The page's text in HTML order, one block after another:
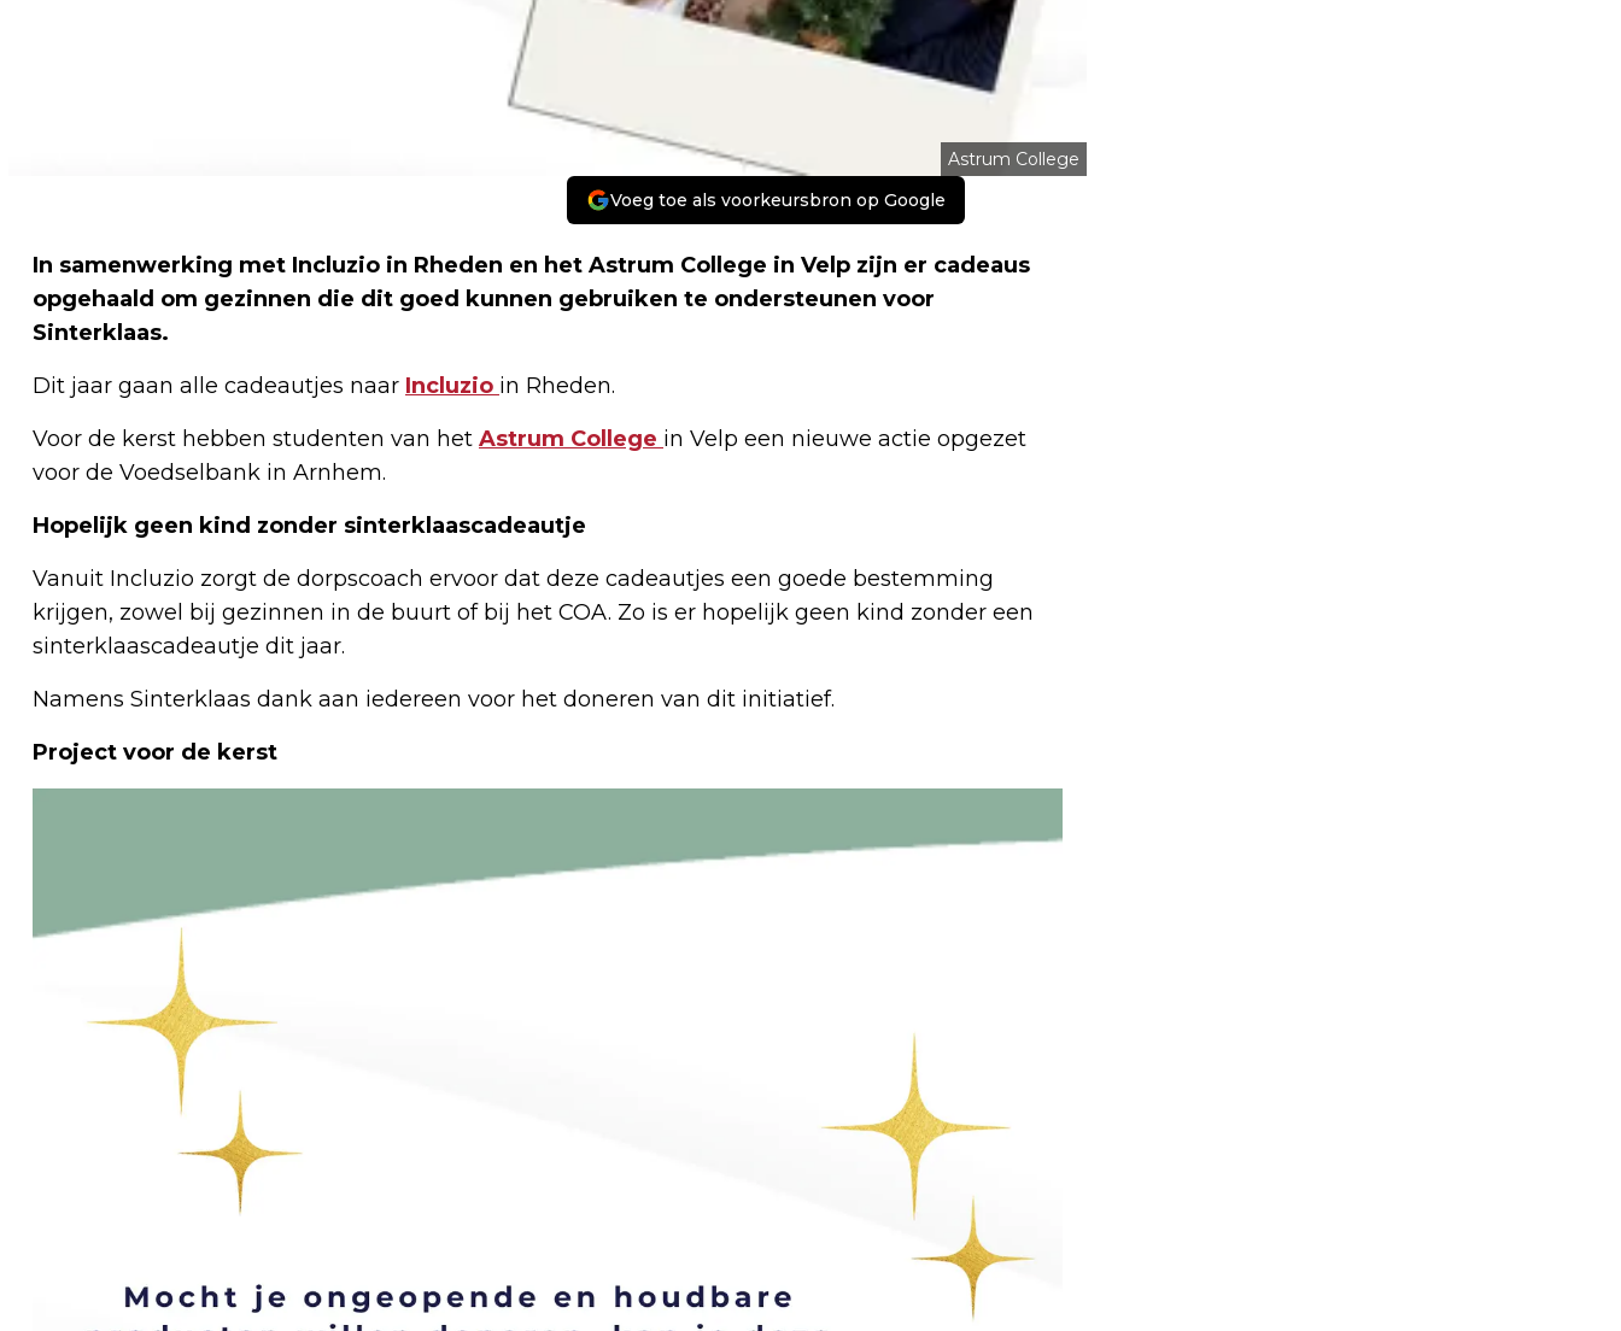
Astrum College
Voeg toe als voorkeursbron op Google
In samenwerking met Incluzio in Rheden en het Astrum College in Velp zijn er cadeaus
opgehaald om gezinnen die dit goed kunnen gebruiken te ondersteunen voor
Sinterklaas.
Dit jaar gaan alle cadeautjes naar Incluzio in Rheden.
Voor de kerst hebben studenten van het Astrum College in Velp een nieuwe actie opgezet
voor de Voedselbank in Arnhem.
Hopelijk geen kind zonder sinterklaascadeautje
Vanuit Incluzio zorgt de dorpscoach ervoor dat deze cadeautjes een goede bestemming
krijgen, zowel bij gezinnen in de buurt of bij het COA. Zo is er hopelijk geen kind zonder een
sinterklaascadeautje dit jaar.
Namens Sinterklaas dank aan iedereen voor het doneren van dit initiatief.
Project voor de kerst